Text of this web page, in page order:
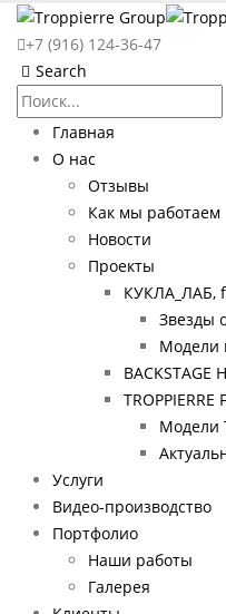
+7 (916) 124-36-47
Search
Главная
О нас
Отзывы
Как мы работаем
Новости
Проекты
КУКЛА_ЛАБ,
Звезды
Модели
BACKSTAGE
TROPPIERRE
Модели
Услуги
Видео-производство
Портфолио
Наши работы
Галерея